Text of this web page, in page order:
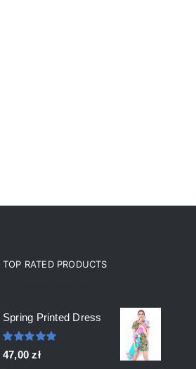
TOP RATED PRODUCTS
Spring Printed Dress
Oceniono
5.00
47,00zł